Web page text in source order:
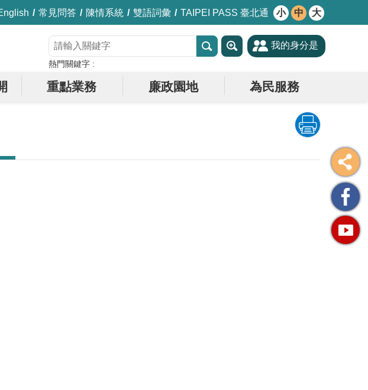
常見問答 陳情系統 雙語詞彙 TAIPEI PASS 臺北通 小 中 大
熱門關鍵字
我的身分是
重點業務 廉政園地 為民服務